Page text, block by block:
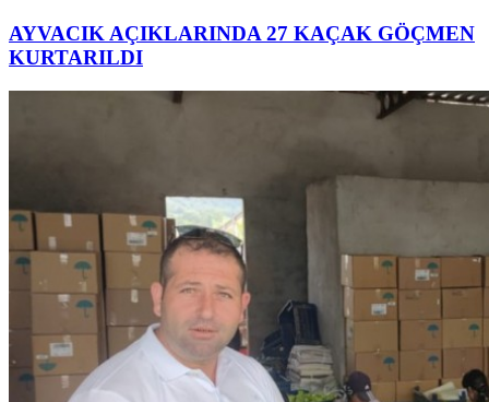
AYVACIK AÇIKLARINDA 27 KAÇAK GÖÇMEN
KURTARILDI